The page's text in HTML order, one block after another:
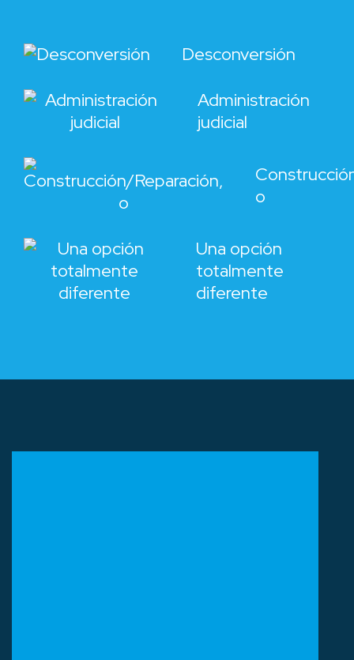
Desconversión
Administración
judicial
o
Una opción
totalmente
diferente